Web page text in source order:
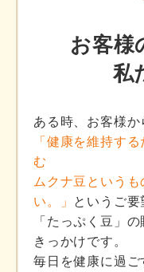
お客様
私
ある時、お客様か
「健康を維持す
む
ムクナ豆という
い。」 というご要
「たっぷく豆」
きっかけです。
毎日を健康に過